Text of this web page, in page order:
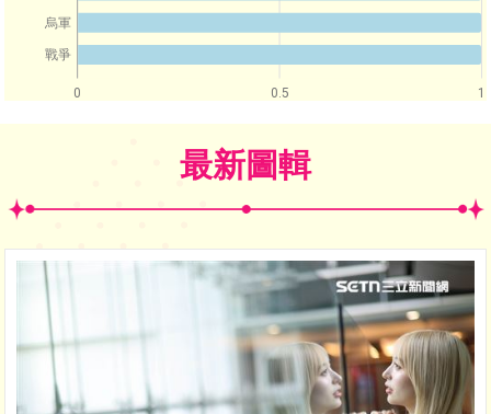
0 0.5 1
烏軍
戰爭
最新圖輯